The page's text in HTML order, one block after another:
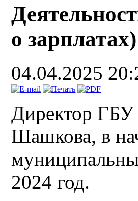
о зарплатах)
04.04.2025
Директор
Шашкова, в
2024 год.